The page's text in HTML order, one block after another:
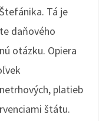
Tá je
daňového
otázku. Opiera
platieb
štátu.